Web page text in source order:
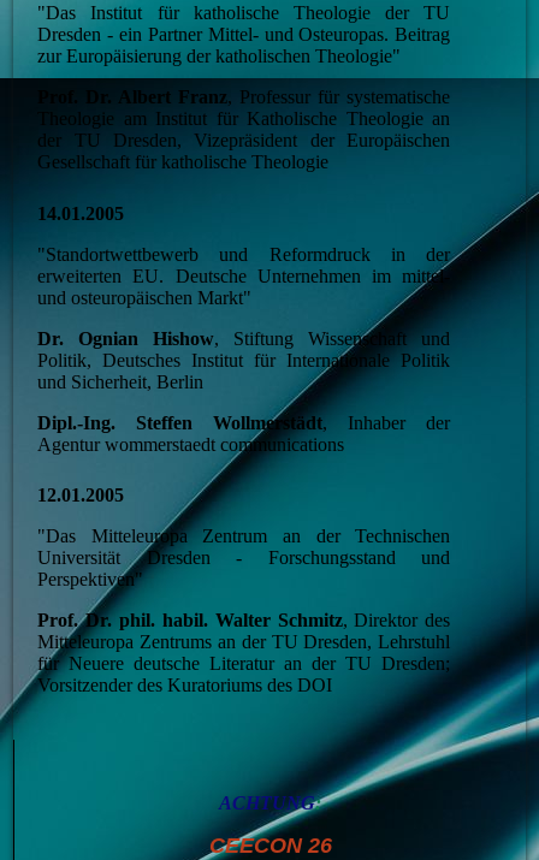
"Das Institut für katholische Theologie der TU
Dresden - ein Partner Mittel- und Osteuropas. Beitrag
zur Europäisierung der katholischen Theologie"
Prof. Dr. Albert Franz, Professur für systematische
Theologie am Institut für Katholische Theologie an
der TU Dresden, Vizepräsident der Europäischen
Gesellschaft für katholische Theologie
14.01.2005
"Standortwettbewerb und Reformdruck in der
erweiterten EU. Deutsche Unternehmen im mittel-
und osteuropäischen Markt"
Dr. Ognian Hishow, Stiftung Wissenschaft und
Politik, Deutsches Institut für Internationale Politik
und Sicherheit, Berlin
Dipl.-Ing. Steffen Wollmerstädt, Inhaber der
Agentur wommerstaedt communications
12.01.2005
"Das Mitteleuropa Zentrum an der Technischen
Universität Dresden - Forschungsstand und
Perspektiven"
Prof. Dr. phil. habil. Walter Schmitz, Direktor des
Mitteleuropa Zentrums an der TU Dresden, Lehrstuhl
für Neuere deutsche Literatur an der TU Dresden;
Vorsitzender des Kuratoriums des DOI
ACHTUNG:
CEECON 26